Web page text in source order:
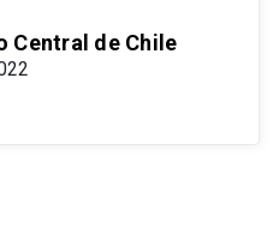
Central de Chile